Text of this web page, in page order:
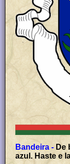
Bandeira - De
azul. Haste e